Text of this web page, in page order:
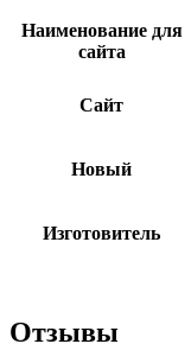
Наименование для
сайта
Сайт
Новый
Изготовитель
Отзывы